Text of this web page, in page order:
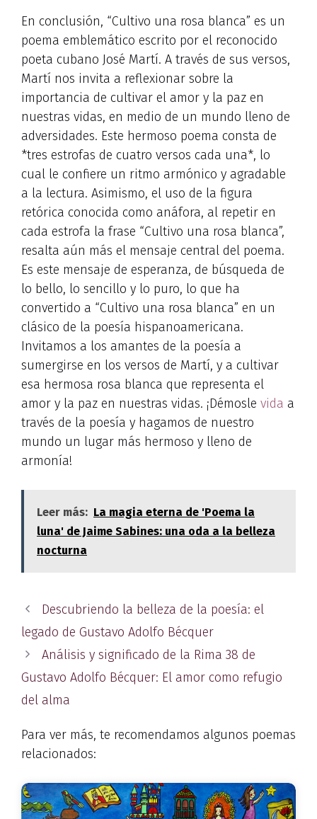
En conclusión, “Cultivo una rosa blanca” es un
poema emblemático escrito por el reconocido
poeta cubano José Martí. A través de sus versos,
Martí nos invita a reflexionar sobre la
importancia de cultivar el amor y la paz en
nuestras vidas, en medio de un mundo lleno de
adversidades. Este hermoso poema consta de
*tres estrofas de cuatro versos cada una*, lo
cual le confiere un ritmo armónico y agradable
a la lectura. Asimismo, el uso de la figura
retórica conocida como anáfora, al repetir en
cada estrofa la frase “Cultivo una rosa blanca”,
resalta aún más el mensaje central del poema.
Es este mensaje de esperanza, de búsqueda de
lo bello, lo sencillo y lo puro, lo que ha
convertido a “Cultivo una rosa blanca” en un
clásico de la poesía hispanoamericana.
Invitamos a los amantes de la poesía a
sumergirse en los versos de Martí, y a cultivar
esa hermosa rosa blanca que representa el
amor y la paz en nuestras vidas. ¡Démosle vida a
través de la poesía y hagamos de nuestro
mundo un lugar más hermoso y lleno de
armonía!
Leer más: La magia eterna de 'Poema la
luna' de Jaime Sabines: una oda a la belleza
nocturna
Descubriendo la belleza de la poesía: el
legado de Gustavo Adolfo Bécquer
Análisis y significado de la Rima 38 de
Gustavo Adolfo Bécquer: El amor como refugio
del alma
Para ver más, te recomendamos algunos poemas
relacionados: